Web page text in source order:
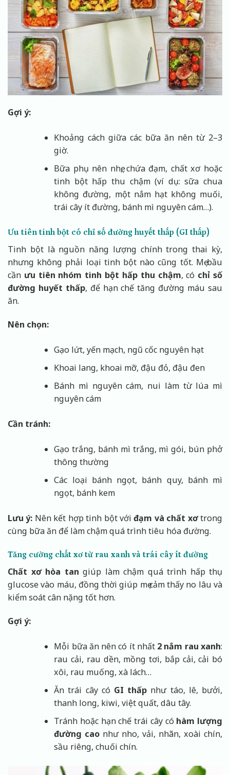
Gợi ý:
Khoảng cách giữa các bữa ăn nên từ 2–3
giờ.
Bữa phụ nên nhẹ, chứa đạm, chất xơ hoặc
tinh bột hấp thu chậm (ví dụ: sữa chua
không đường, một nắm hạt không muối,
trái cây ít đường, bánh mì nguyên cám…).
Ưu tiên tinh bột có chỉ số đường huyết thấp (GI thấp)
Tinh bột là nguồn năng lượng chính trong thai kỳ,
nhưng không phải loại tinh bột nào cũng tốt. Mẹ bầu
cần ưu tiên nhóm tinh bột hấp thu chậm, có chỉ số
đường huyết thấp, để hạn chế tăng đường máu sau
ăn.
Nên chọn:
Gạo lứt, yến mạch, ngũ cốc nguyên hạt
Khoai lang, khoai mỡ, đậu đỏ, đậu đen
Bánh mì nguyên cám, nui làm từ lúa mì
nguyên cám
Cần tránh:
Gạo trắng, bánh mì trắng, mì gói, bún phở
thông thường
Các loại bánh ngọt, bánh quy, bánh mì
ngọt, bánh kem
Lưu ý: Nên kết hợp tinh bột vớiđạm và chất xơtrong
cùng bữa ăn để làm chậm quá trình tiêu hóa đường.
Tăng cường chất xơ từ rau xanh và trái cây ít đường
Chất xơ hòa tan giúp làm chậm quá trình hấp thụ
glucose vào máu, đồng thời giúp mẹ cảm thấy no lâu và
kiểm soát cân nặng tốt hơn.
Gợi ý:
Mỗi bữa ăn nên có ít nhất 2 nắm rau xanh:
rau cải, rau dền, mồng tơi, bắp cải, cải bó
xôi, rau muống, xà lách…
Ăn trái cây có GI thấp như táo, lê, bưởi,
thanh long, kiwi, việt quất, dâu tây.
Tránh hoặc hạn chế trái cây có hàm lượng
đường cao như nho, vải, nhãn, xoài chín,
sầu riêng, chuối chín.